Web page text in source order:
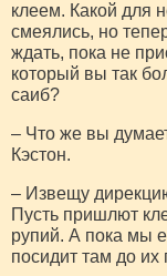
клеем. Какой для
смеялись, но
ждать, пока не
который вы так
саиб?
– Что же вы
Кэстон.
– Извещу
Пусть пришлют
рупий. А пока мы
посидит там до их